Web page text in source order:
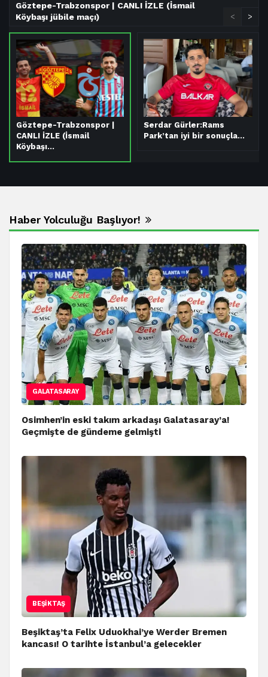
Göztepe-Trabzonspor | CANLI İZLE (İsmail
Köybaşı jübile maçı)
Göztepe-Trabzonspor |
CANLI İZLE (İsmail
Köybaşı…
Serdar Gürler:Rams
Park’tan iyi bir sonuçla…
< >
Haber Yolculuğu Başlıyor!
GALATASARAY
Osimhen’in eski takım arkadaşı Galatasaray’a!
Geçmişte de gündeme gelmişti
BEŞIKTAŞ
Beşiktaş’ta Felix Uduokhai’ye Werder Bremen
kancası! O tarihte İstanbul’a gelecekler